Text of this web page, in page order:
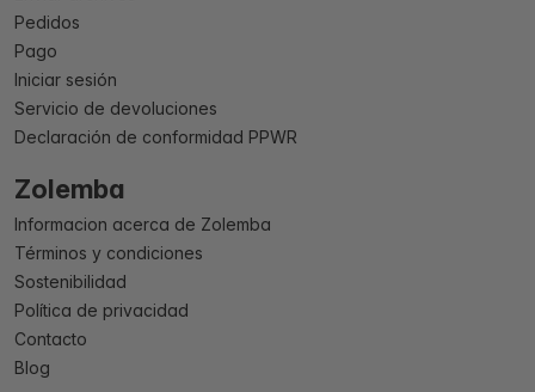
Pedidos
Pago
Iniciar sesión
Servicio de devoluciones
Declaración de conformidad PPWR
Zolemba
Informacion acerca de Zolemba
Términos y condiciones
Sostenibilidad
Política de privacidad
Contacto
Blog